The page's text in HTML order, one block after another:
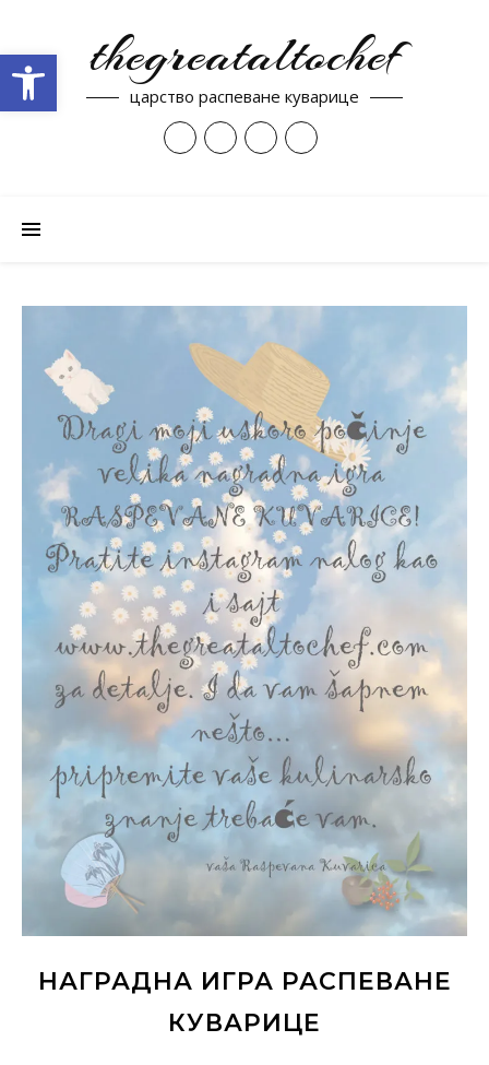
thegreataltochef
царство распеване куварице
НАГРАДНА ИГРА РАСПЕВАНЕ
КУВАРИЦЕ
Open toolbar